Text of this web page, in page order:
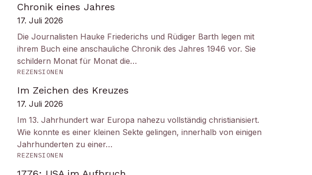
Chronik eines Jahres
17. Juli 2026
Die Journalisten Hauke Friederichs und Rüdiger Barth legen mit
ihrem Buch eine anschauliche Chronik des Jahres 1946 vor. Sie
schildern Monat für Monat die…
REZENSIONEN
Im Zeichen des Kreuzes
17. Juli 2026
Im 13. Jahrhundert war Europa nahezu vollständig christianisiert.
Wie konnte es einer kleinen Sekte gelingen, innerhalb von einigen
Jahrhunderten zu einer…
REZENSIONEN